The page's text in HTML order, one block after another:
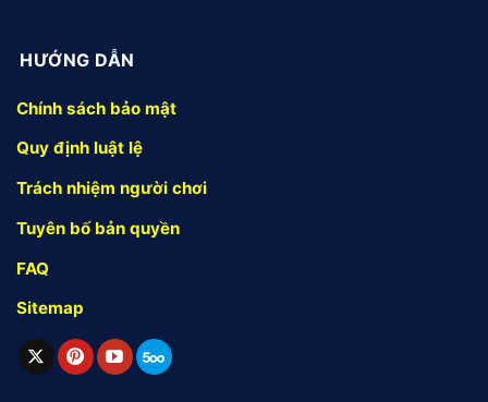
HƯỚNG DẪN
Chính sách bảo mật
Quy định luật lệ
Trách nhiệm người chơi
Tuyên bố bản quyền
FAQ
Sitemap